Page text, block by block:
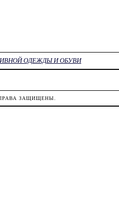
ОДЕЖДЫ И ОБУВИ
ЗАЩИЩЕНЫ.